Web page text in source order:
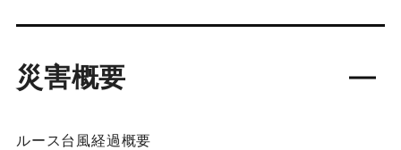
災害概要
ルース台風経過概要